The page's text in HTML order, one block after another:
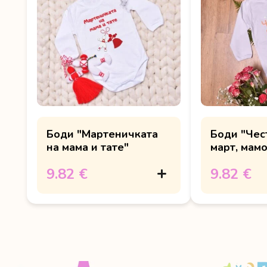
Боди "Мартеничката
на мама и тате"
9.82 €
Боди
март,
9.82 €